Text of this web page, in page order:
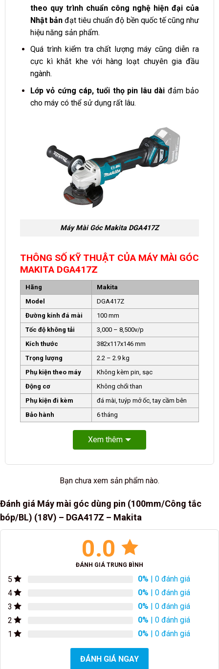
theo quy trình chuẩn công nghệ hiện đại của
Nhật bảnđạt tiêu chuẩn độ bền quốc tế cũng như
hiệu năng sản phẩm.
Quá trình kiểm tra chất lượng máy cũng diễn ra
cực kì khắt khe với hàng loạt chuyên gia đầu
ngành.
Lớp vỏ cứng cáp, tuổi thọ pin lâu dài đảm bảo
cho máy có thể sử dụng rất lâu.
Máy Mài Góc Makita DGA417Z
THÔNG SỐ KỸ THUẬT CỦA MÁY MÀI GÓC
MAKITA DGA417Z
Hãng
Makita
Model
DGA417Z
Đường kính đá mài
100 mm
Tốc độ không tải
3,000 – 8,500v/p
Kích thước
382x117x146 mm
Trọng lượng
2.2 – 2.9 kg
Phụ kiện theo máy
Không kèm pin, sạc
Động cơ
Không chổi than
Phụ kiện đi kèm
đá mài, tuýp mở ốc, tay cầm bên
Bảo hành
6 tháng
Xem thêm
Bạn chưa xem sản phẩm nào.
Đánh giá Máy mài góc dùng pin (100mm/Công tắc
bóp/BL) (18V) – DGA417Z – Makita
0.0
ĐÁNH GIÁ TRUNG BÌNH
5 0% | 0 đánh giá
4
0% | 0 đánh giá
3
0% | 0 đánh giá
2
0% | 0 đánh giá
1
0% | 0 đánh giá
ĐÁNH GIÁ NGAY